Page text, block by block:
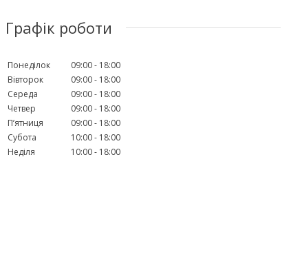
Графік роботи
Понеділок 09:00
18:00
Вівторок
09:00
18:00
Середа
09:00
18:00
Четвер
09:00
18:00
Пʼятниця
09:00
18:00
Субота
10:00
18:00
Неділя
10:00 18:00